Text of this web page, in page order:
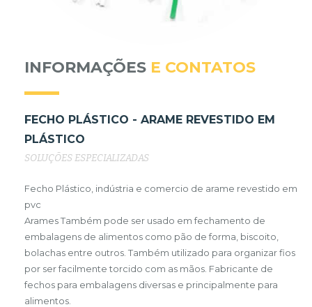
INFORMAÇÕES E CONTATOS
FECHO PLÁSTICO - ARAME REVESTIDO EM
PLÁSTICO
SOLUÇÕES ESPECIALIZADAS
Fecho Plástico, indústria e comercio de arame revestido em
pvc
Arames Também pode ser usado em fechamento de
embalagens de alimentos como pão de forma, biscoito,
bolachas entre outros. Também utilizado para organizar fios
por ser facilmente torcido com as mãos. Fabricante de
fechos para embalagens diversas e principalmente para
alimentos.